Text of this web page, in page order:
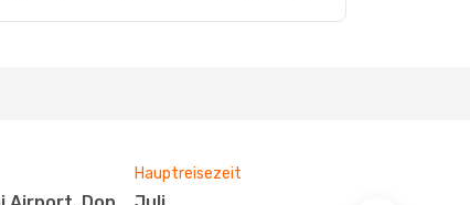
Hauptreisezeit